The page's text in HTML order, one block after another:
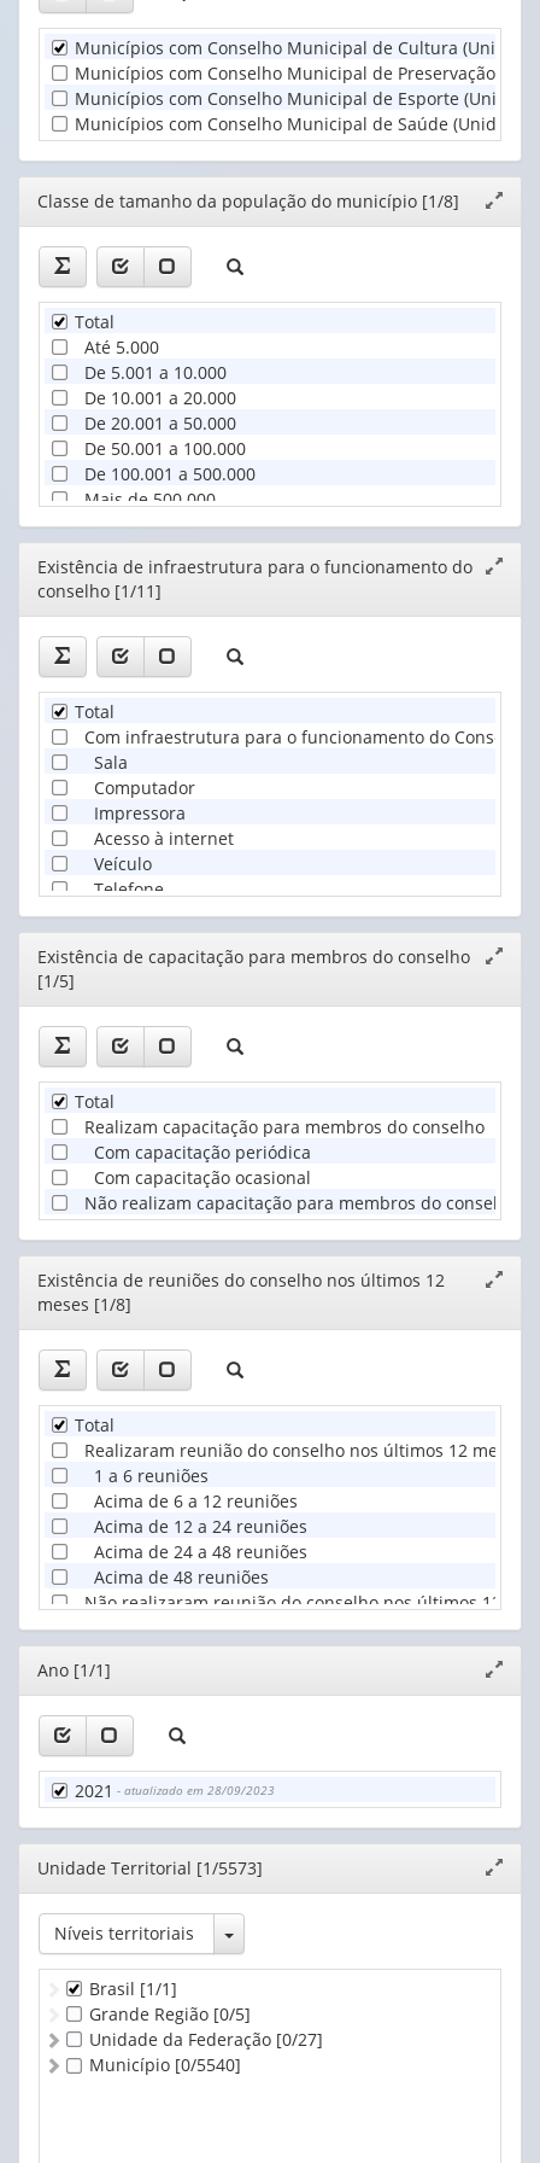
(1)
no...
(1)
Municípios com Conselho Municipal de Cultura
Municípios com Conselho Municipal de Preservação do
Municípios com Conselho Municipal de Esporte
Municípios com Conselho Municipal de Saúde (Unidades)
Editor
janela
Classe de tamanho da população do município [1/8]
Total
Até 5.000
De 5.001 a 10.000
De 10.001 a 20.000
De 20.001 a 50.000
De 50.001 a 100.000
De 100.001 a 500.000
Mais de 500.000
Editor
Existência de infraestrutura para o funcionamento do
conselho [1/11]
Total
Com infraestrutura para o funcionamento do Conselho
Sala
Computador
Impressora
Acesso à internet
Veículo
Telefone
Diárias
Dotação orçamentária própria
Sem infraestrutura para o funcionamento do Conselho
Editor
Existência de capacitação para membros do conselho
[1/5]
Total
Realizam capacitação para membros do conselho
Com capacitação periódica
Com capacitação ocasional
Não realizam capacitação para membros do conselho
Editor
Existência de reuniões do conselho nos últimos 12
meses [1/8]
Total
Realizaram reunião do conselho nos últimos 12 meses
1 a 6 reuniões
Acima de 6 a 12 reuniões
Acima de 12 a 24 reuniões
Acima de 24 a 48 reuniões
Acima de 48 reuniões
Não realizaram reunião do conselho nos últimos 12
Editor
janela
Ano [1/1]
2021 - atualizado em 28/09/2023
Editor
janela
Unidade Territorial [1/5573]
Níveis territoriais Toggle Dropdown
Brasil [1/1]
Grande Região [0/5]
Unidade da Federação [0/27]
Município [0/5540]